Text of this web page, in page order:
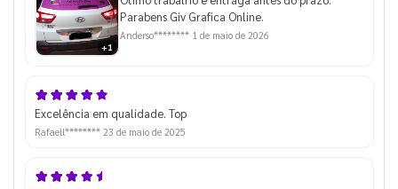
+1
Parabens Giv Grafica Online.
Anderso******** 1 de maio de 2026
Excelência em qualidade. Top
Rafaell******** 23 de maio de 2025